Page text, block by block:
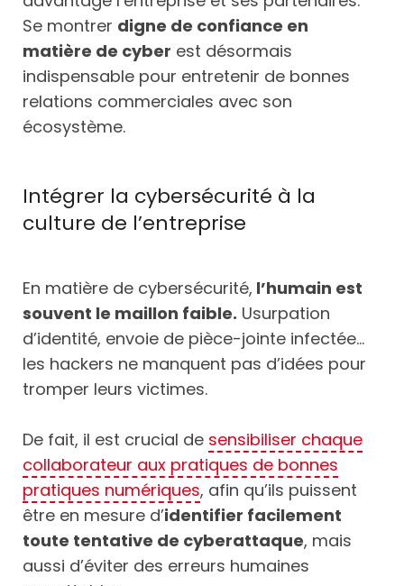
Se montrer digne de confiance en
matière de cyber est désormais
indispensable pour entretenir de bonnes
relations commerciales avec son
écosystème.
Intégrer la cybersécurité à la
culture de l’entreprise
En matière de cybersécurité, l’humain est
souvent le maillon faible. Usurpation
d’identité, envoie de pièce-jointe infectée…
les hackers ne manquent pas d’idées pour
tromper leurs victimes.
De fait, il est crucial de sensibiliser chaque
collaborateur aux pratiques de bonnes
pratiques numériques, afin qu’ils puissent
être en mesure d’identifier facilement
toute tentative de cyberattaque, mais
aussi d’éviter des erreurs humaines